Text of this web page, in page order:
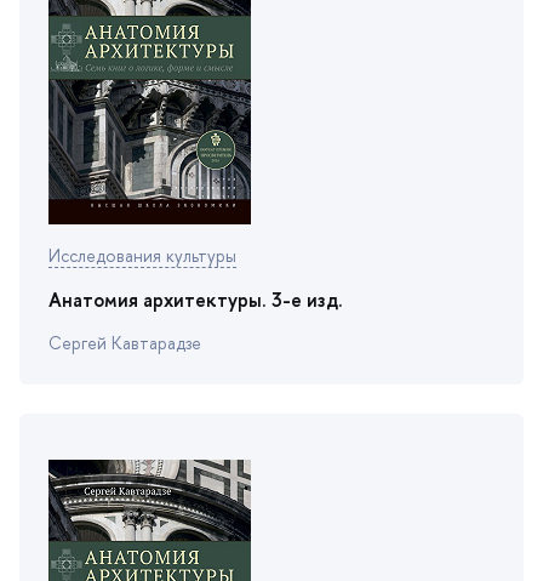
Исследования культуры
Анатомия архитектуры. 3-е изд.
Сергей Кавтарадзе